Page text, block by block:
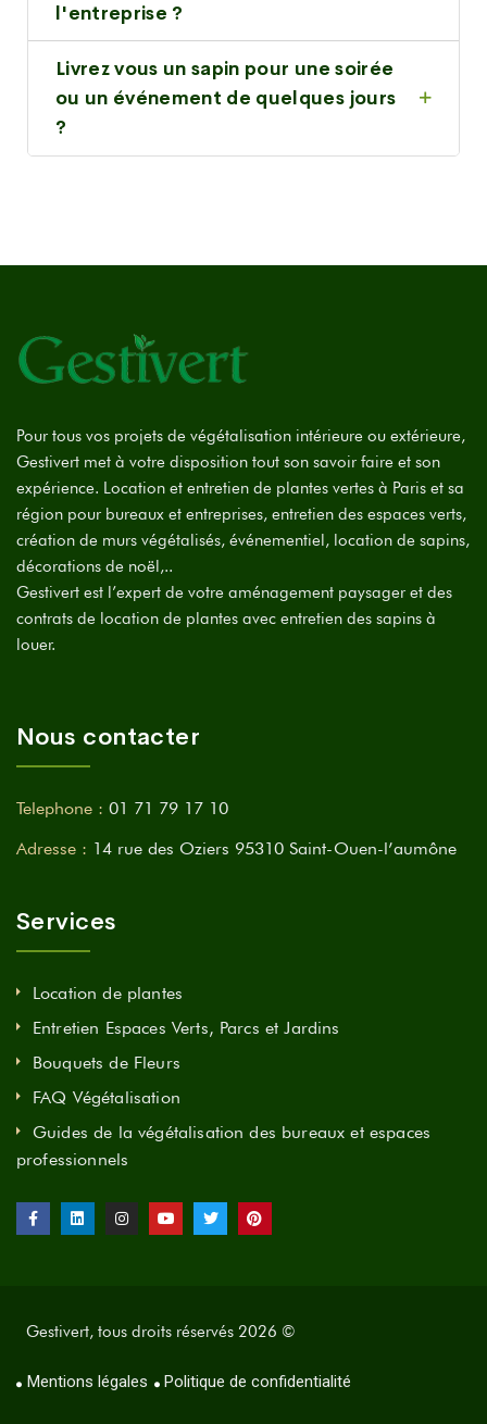
l'entreprise ?
Livrez vous un sapin pour une soirée
ou un événement de quelques jours
?
Pour tous vos projets de végétalisation intérieure ou extérieure,
Gestivert met à votre disposition tout son savoir faire et son
expérience. Location et entretien de plantes vertes à Paris et sa
région pour bureaux et entreprises, entretien des espaces verts,
création de murs végétalisés, événementiel, location de sapins,
décorations de noël,..
Gestivert est l’expert de votre aménagement paysager et des
contrats de location de plantes avec entretien des sapins à
louer.
Nous contacter
Telephone : 01 71 79 17 10
Adresse : 14 rue des Oziers 95310 Saint-Ouen-l’aumône
Services
Location de plantes
Entretien Espaces Verts, Parcs et Jardins
Bouquets de Fleurs
FAQ Végétalisation
Guides de la végétalisation des bureaux et espaces
professionnels
Gestivert, tous droits réservés 2026 ©
Mentions légales Politique de confidentialité